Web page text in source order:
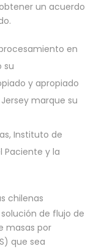
un acuerdo
en
su
y apropiado
marque su
Instituto de
Paciente y la
chilenas
de flujo de
masas por
que sea